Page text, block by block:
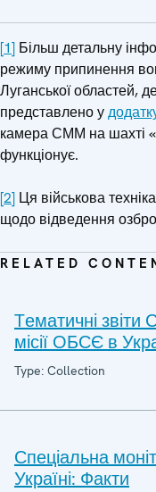
[1] Більш детальну
режиму припинення
Луганської областей, де
представлено у
камера СММ на шахті
функціонує.
[2] Ця військова
щодо відведення
RELATED
Tематичні звіти
місії ОБСЄ в
Type: Collection
Спеціальна
Україні: Факти